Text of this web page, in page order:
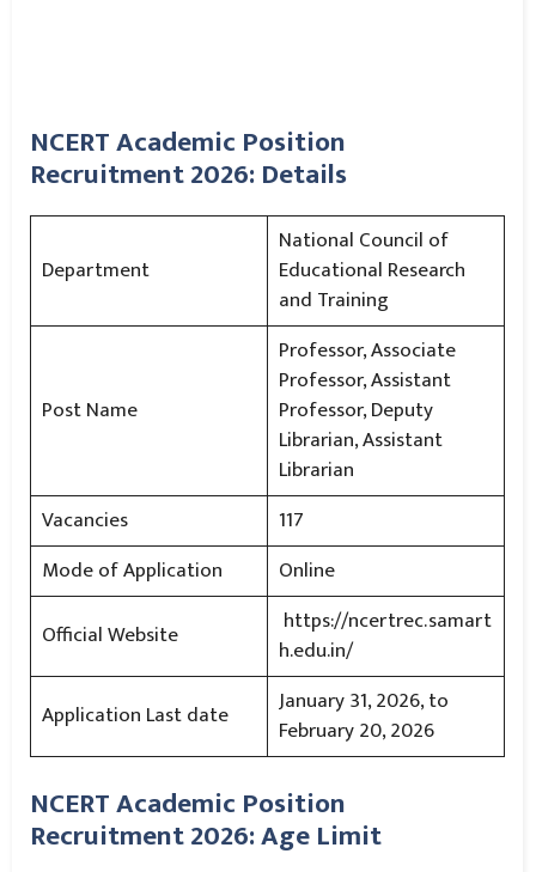
NCERT Academic Position
Recruitment 2026: Details
Department
National Council of
Educational Research
and Training
Post Name
Professor, Associate
Professor, Assistant
Professor, Deputy
Librarian, Assistant
Librarian
Vacancies
117
Mode of Application
Online
Official Website
https://ncertrec.samart
h.edu.in/
Application Last date
January 31, 2026, to
February 20, 2026
NCERT Academic Position
Recruitment 2026: Age Limit